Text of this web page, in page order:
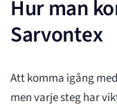
Hur man
Sarvontex
Att komma igång
men varje steg har